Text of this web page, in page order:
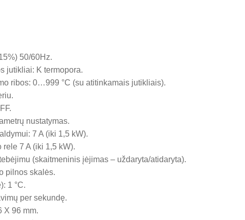
50/60Hz.
jutikliai: K termopora.
ribos: 0…999 °C (su atitinkamais jutikliais).
nustatymas.
7 A (iki 1,5 kW).
rele 7 A (iki 1,5 kW).
(skaitmeninis įėjimas – uždaryta/atidaryta).
pilnos skalės.
1 °C.
per sekundę.
X 96 mm.